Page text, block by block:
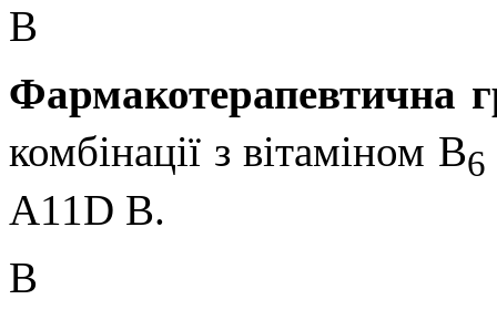
В
Фармакотерапевтична
комбінації з вітаміном В6
А11D B.
В